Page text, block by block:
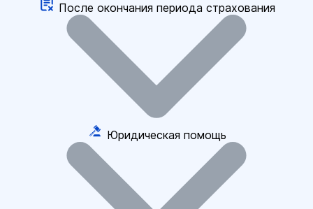
После окончания периода страхования
Юридическая помощь